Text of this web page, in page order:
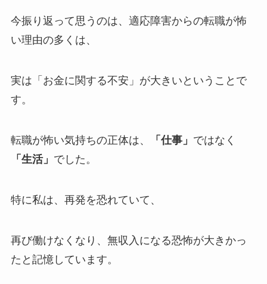
今振り返って思うのは、適応障害からの転職が怖
い理由の多くは、
実は「お金に関する不安」が大きいということで
す。
転職が怖い気持ちの正体は、 「仕事」 ではなく
「生活」 でした。
特に私は、再発を恐れていて、
再び働けなくなり、無収入になる恐怖が大きかっ
たと記憶しています。